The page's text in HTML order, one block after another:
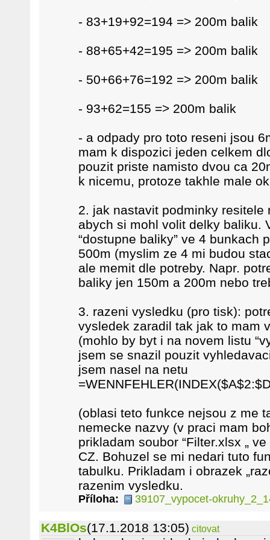
- 83+19+92=194 => 200m balik
- 88+65+42=195 => 200m balik
- 50+66+76=192 => 200m balik
- 93+62=155 => 200m balik
- a odpady pro toto reseni jsou
mam k dispozici jeden celkem
pouzit priste namisto dvou ca
k nicemu, protoze takhle male
2. jak nastavit podminky resitele
abych si mohl volit delky baliku.
“dostupne baliky” ve 4 bunkach
500m (myslim ze 4 mi budou
ale memit dle potreby. Napr.
baliky jen 150m a 200m nebo
3. razeni vysledku (pro tisk):
vysledek zaradil tak jak to mam
(mohlo by byt i na novem listu
jsem se snazil pouzit
jsem nasel na netu
(oblasi teto funkce nejsou z me
nemecke nazvy (v praci mam
prikladam soubor “Filter.xlsx „
CZ. Bohuzel se mi nedari tuto
tabulku. Prikladam i obrazek
razenim vysledku.
Příloha: 39107_vypocet-
K4BlOs(17.1.2018 13:05) citovat